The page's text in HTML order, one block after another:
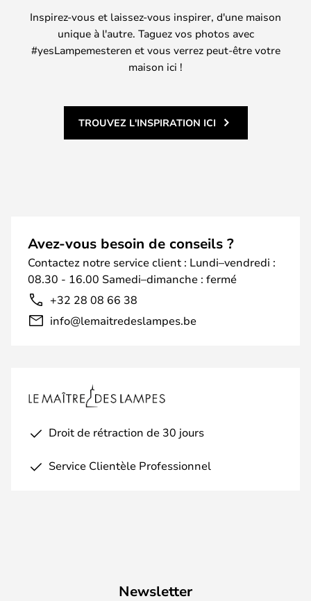
Inspirez-vous et laissez-vous inspirer, d'une maison
unique à l'autre. Taguez vos photos avec
#yesLampemesteren et vous verrez peut-être votre
maison ici !
TROUVEZ L'INSPIRATION ICI
Avez-vous besoin de conseils ?
Contactez notre service client : Lundi–vendredi :
08.30 - 16.00 Samedi–dimanche : fermé
+32 28 08 66 38
info@lemaitredeslampes.be
Droit de rétraction de 30 jours
Service Clientèle Professionnel
Newsletter